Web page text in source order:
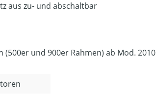
aus zu- und abschaltbar
(500er und 900er Rahmen) ab Mod. 2010